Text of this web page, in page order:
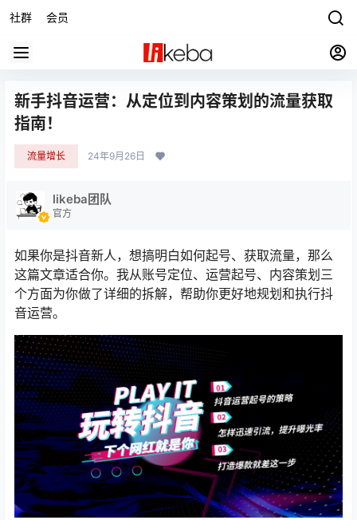
社群 会员
新手抖音运营：从定位到内容策划的流量获取
指南！
流量增长 24年9月26日
likeba团队
官方
如果你是抖音新人，想搞明白如何起号、获取流量，那么
这篇文章适合你。我从账号定位、运营起号、内容策划三
个方面为你做了详细的拆解，帮助你更好地规划和执行抖
音运营。